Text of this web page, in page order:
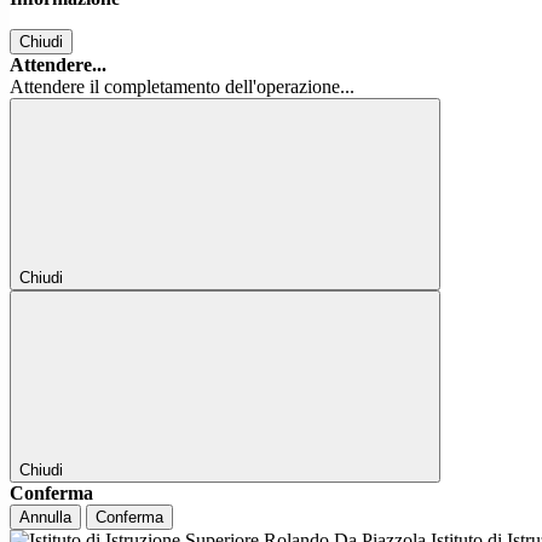
Chiudi
Attendere...
Attendere il completamento dell'operazione...
Chiudi
Chiudi
Conferma
Annulla Conferma